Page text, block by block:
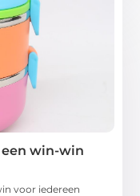
win-win
voor iedereen